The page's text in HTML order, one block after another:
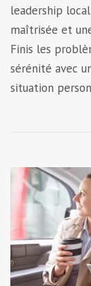
leadership
maîtrisée et
Finis les
sérénité avec
situation